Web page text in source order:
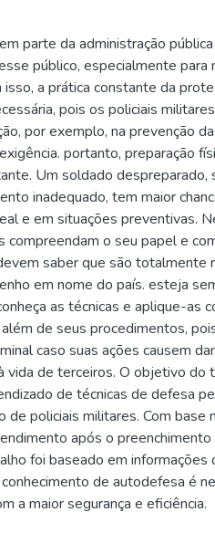
parte da administração
público, especialmente para
isso, a prática constante da
pois os policiais
por exemplo, na prevenção
portanto, preparação
Um soldado despreparado,
inadequado, tem maior
e em situações preventivas.
compreendam o seu papel e
saber que são totalmente
em nome do país. esteja
as técnicas e aplique-as
de seus procedimentos,
caso suas ações causem
vida de terceiros. O objetivo do
de técnicas de defesa
de policiais militares. Com base
após o
foi baseado em informações
de autodefesa é
a maior segurança e eficiência.